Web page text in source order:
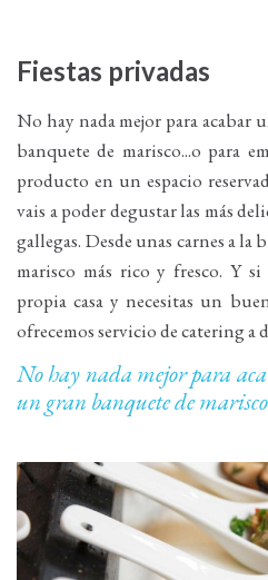
Fiestas privadas
No hay nada mejor para acabar
banquete de marisco...o para
producto en un espacio
vais a poder degustar las más
gallegas. Desde unas carnes a la
marisco más rico y fresco. Y
propia casa y necesitas un
ofrecemos servicio de catering a
No hay nada mejor para
un gran banquete de